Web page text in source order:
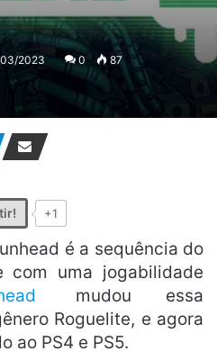
2023 0 87
+1
é a sequência do
com uma jogabilidade
mudou essa
Roguelite, e agora
ao PS4 e PS5.